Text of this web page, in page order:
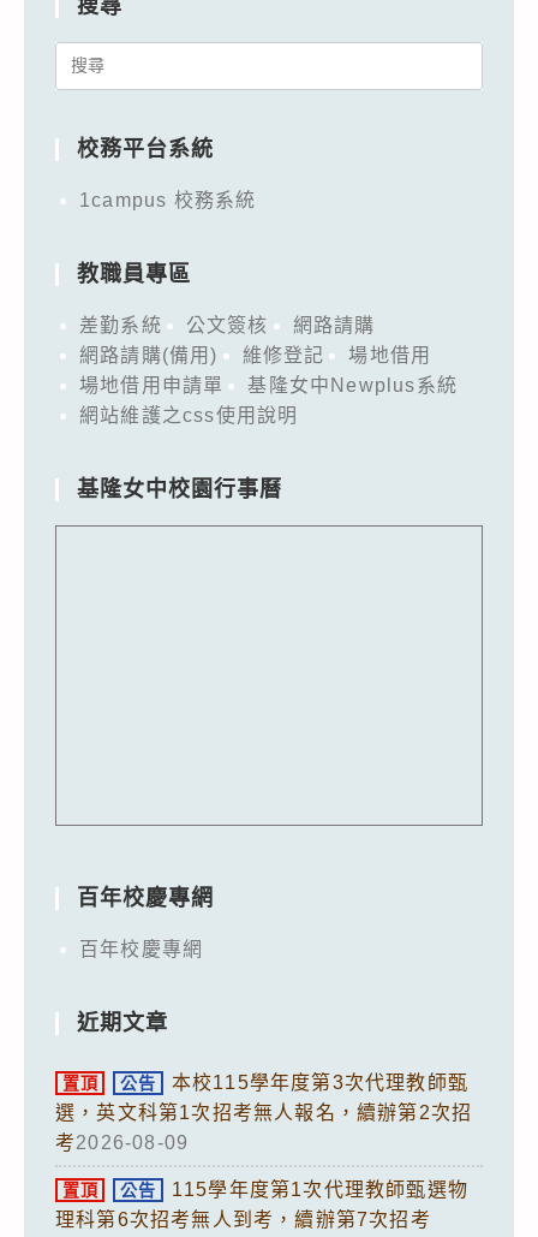
搜尋
Search
校務平台系統
1campus 校務系統
教職員專區
差勤系統 公文簽核
網路請購
網路請購(備用)
維修登記
場地借用
場地借用申請單
基隆女中Newplus系統
網站維護之css使用說明
基隆女中校園行事曆
百年校慶專網
百年校慶專網
近期文章
置頂 公告
本校115學年度第3次代理教師甄
選，英文科第1次招考無人報名，續辦第2次招
考2026-08-09
置頂 公告
115學年度第1次代理教師甄選物
理科第6次招考無人到考，續辦第7次招考